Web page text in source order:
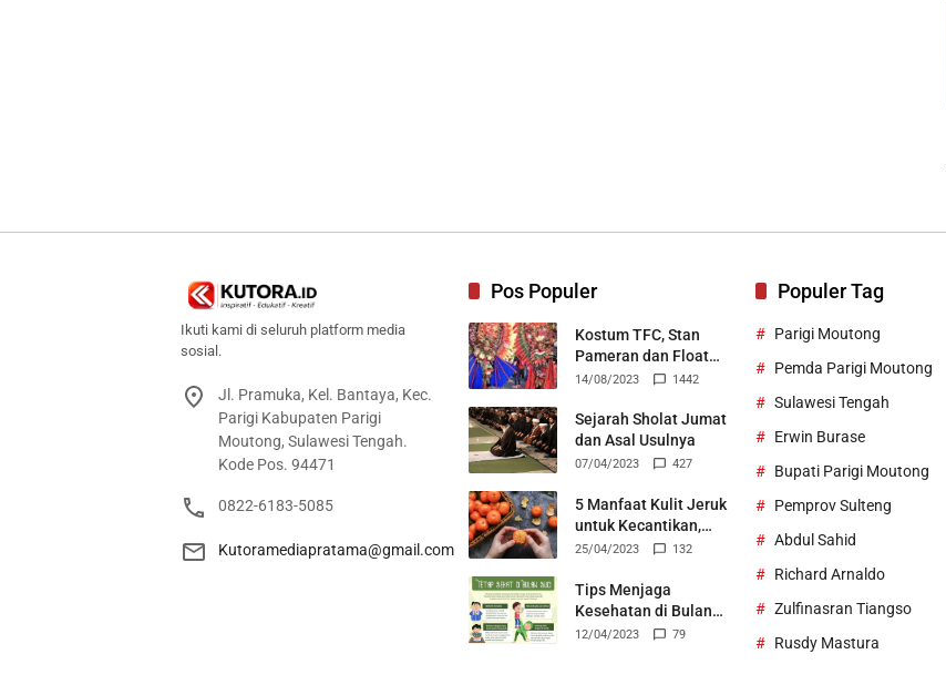
Ikuti kami di seluruh platform media
sosial.
Jl. Pramuka, Kel. Bantaya, Kec.
Parigi Kabupaten Parigi
Moutong, Sulawesi Tengah.
Kode Pos. 94471
0822-6183-5085
Kutoramediapratama@gmail.com
Pos Populer
Kostum TFC, Stan
Pameran dan Float
Durian Parigi Moutong
2023
14/08/2023 1442
Sejarah Sholat Jumat
dan Asal Usulnya
07/04/2023 427
5 Manfaat Kulit Jeruk
untuk Kecantikan,
Bisa Jadi Skincare
25/04/2023 132
Tips Menjaga
Kesehatan di Bulan
Suci Ramadhan
12/04/2023 79
Populer Tag
Parigi Moutong
Pemda Parigi Moutong
Sulawesi Tengah
Erwin Burase
Bupati Parigi Moutong
Pemprov Sulteng
Abdul Sahid
Richard Arnaldo
Zulfinasran Tiangso
Rusdy Mastura